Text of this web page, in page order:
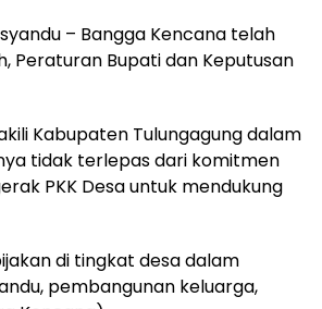
– Bangga Kencana telah
Peraturan Bupati dan Keputusan
Kabupaten Tulungagung dalam
tidak terlepas dari komitmen
PKK Desa untuk mendukung
di tingkat desa dalam
pembangunan keluarga,